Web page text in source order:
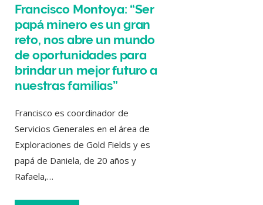
Francisco Montoya: “Ser
papá minero es un gran
reto, nos abre un mundo
de oportunidades para
brindar un mejor futuro a
nuestras familias”
Francisco es coordinador de
Servicios Generales en el área de
Exploraciones de Gold Fields y es
papá de Daniela, de 20 años y
Rafaela,…